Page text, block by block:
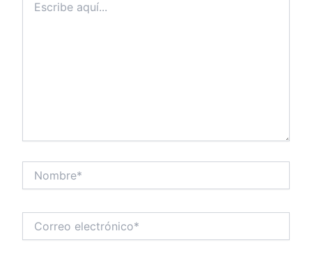
aquí...
electrónico*